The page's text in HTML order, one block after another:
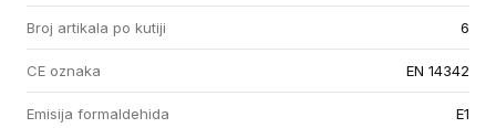
Broj artikala po kutiji 6
CE oznaka EN 14342
Emisija formaldehida E1